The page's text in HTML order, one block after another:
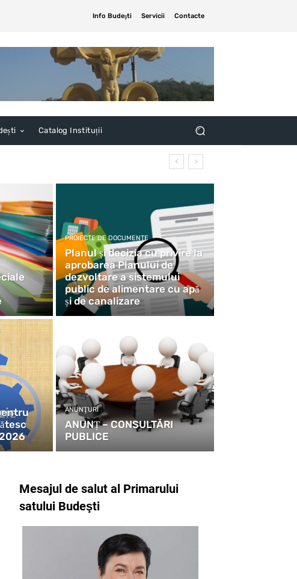
Info Budeşti Servicii Contacte
Catalog Instituții
PROIECTE DE DOCUMENTE
Planul și decizia cu privire la
aprobarea Planului de
dezvoltare a sistemului
public de alimentare cu apă
și de canalizare
ANUNŢURI
ANUNȚ – CONSULTĂRI
PUBLICE
Mesajul de salut al Primarului
satului Budeşti